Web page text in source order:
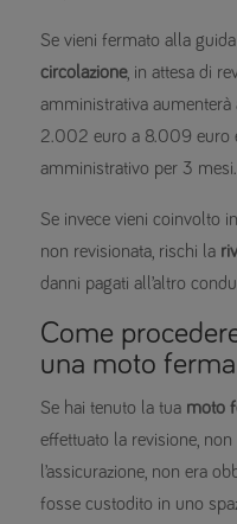
Se vieni fermato alla
circolazione, in attesa di
amministrativa
2.002 euro a 8.009 euro
amministrativo per 3 mesi.
Se invece vieni coinvolto
non revisionata, rischi la
danni pagati all’altro
Come
una moto ferma
Se hai tenuto la tua moto
effettuato la revisione,
l’assicurazione, non era
fosse custodito in uno